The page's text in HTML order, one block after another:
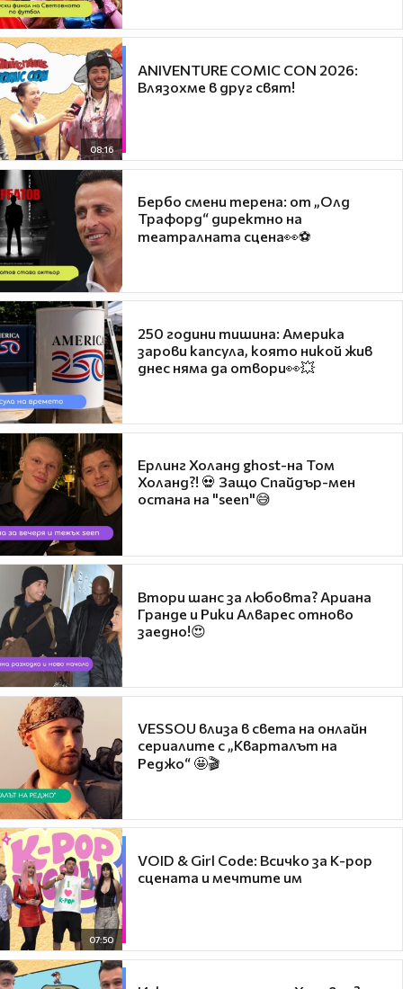
08:16
ANIVENTURE COMIC CON 2026:
Влязохме в друг свят!
Бербо смени терена: от „Олд
Трафорд“ директно на
театралната сцена👀⚽
250 години тишина: Америка
зарови капсула, която никой жив
днес няма да отвори👀💥
Ерлинг Холанд ghost-на Том
Холанд?! 💀 Защо Спайдър-мен
остана на "seen"😅
Втори шанс за любовта? Ариана
Гранде и Рики Алварес отново
заедно!😍
VESSOU влиза в света на онлайн
сериалите с „Кварталът на
Реджо“ 🤩🎬
07:50
VOID & Girl Code: Всичко за K-pop
сцената и мечтите им